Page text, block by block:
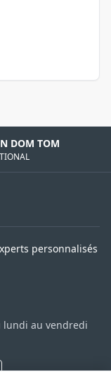
DOM TOM
personnalisés
lundi au vendredi